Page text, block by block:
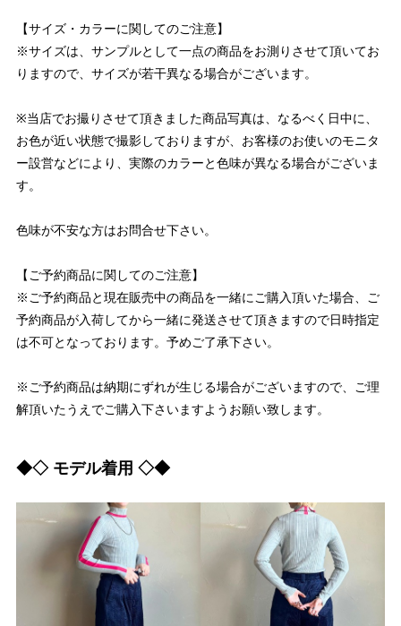
【サイズ・カラーに関してのご注意】
※サイズは、サンプルとして一点の商品をお測りさせて頂いてお
りますので、サイズが若干異なる場合がございます。
※当店でお撮りさせて頂きました商品写真は、なるべく日中に、
お色が近い状態で撮影しておりますが、お客様のお使いのモニタ
ー設営などにより、実際のカラーと色味が異なる場合がございま
す。
色味が不安な方はお問合せ下さい。
【ご予約商品に関してのご注意】
※ご予約商品と現在販売中の商品を一緒にご購入頂いた場合、ご
予約商品が入荷してから一緒に発送させて頂きますので日時指定
は不可となっております。予めご了承下さい。
※ご予約商品は納期にずれが生じる場合がございますので、ご理
解頂いたうえでご購入下さいますようお願い致します。
◆◇ モデル着用 ◇◆